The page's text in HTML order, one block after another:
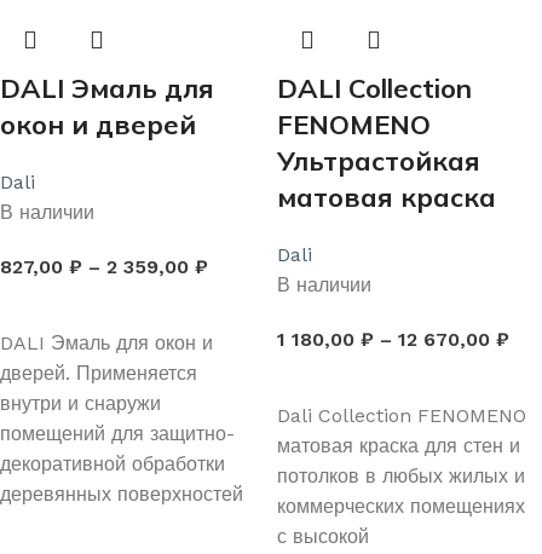
DALI Эмаль для
окон и дверей
Dali
В наличии
827,00 ₽ – 2 359,00 ₽
DALI Эмаль для окон и
дверей. Применяется
внутри и снаружи
помещений для защитно-
декоративной обработки
деревянных поверхностей
DALI Collection
FENOMENO
Ультрастойкая
матовая краска
Dali
В наличии
1 180,00 ₽ – 12 670,00 ₽
Dali Collection FENOMENO
матовая краска для стен и
потолков в любых жилых и
коммерческих помещениях
с высокой